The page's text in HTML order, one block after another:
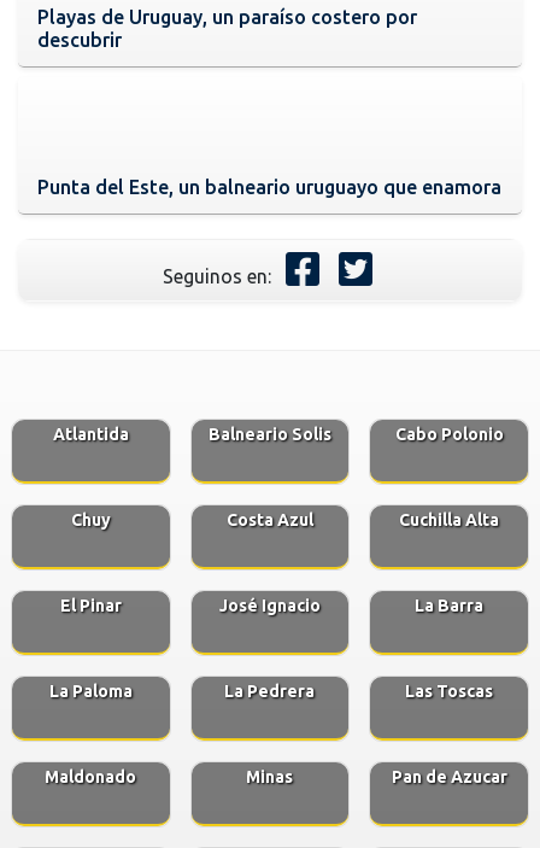
Playas de Uruguay, un paraíso costero por
descubrir
Punta del Este, un balneario uruguayo que enamora
Seguinos en:
Atlantida Balneario Solis Cabo Polonio
Chuy Costa Azul Cuchilla Alta
El Pinar José Ignacio La Barra
La Paloma La Pedrera Las Toscas
Maldonado Minas Pan de Azucar